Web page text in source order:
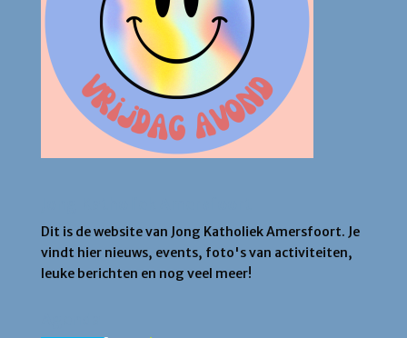
Dit is de website van Jong Katholiek Amersfoort. Je
vindt hier nieuws, events, foto's van activiteiten,
leuke berichten en nog veel meer!